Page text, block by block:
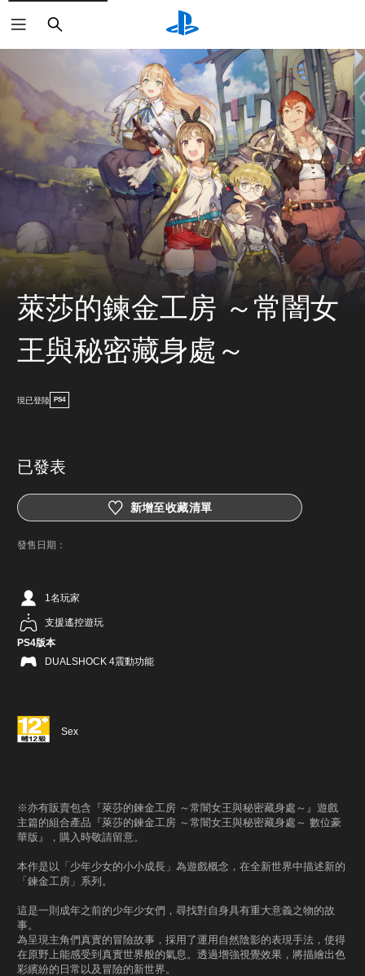
搜
尋
萊莎的鍊金工房 ～常闇女
王與秘密藏身處～
現已登陸 PS4
已發表
新增至收藏清單
發售日期：
1名玩家
支援遙控遊玩
PS4版本
DUALSHOCK 4震動功能
Sex
※亦有販賣包含『萊莎的鍊金工房 ～常闇女王與秘密藏身處～』遊戲
主篇的組合產品『萊莎的鍊金工房 ～常闇女王與秘密藏身處～ 數位豪
華版』，購入時敬請留意。
本作是以「少年少女的小小成長」為遊戲概念，在全新世界中描述新的
「鍊金工房」系列。
這是一則成年之前的少年少女們，尋找對自身具有重大意義之物的故
事。
為呈現主角們真實的冒險故事，採用了運用自然陰影的表現手法，使得
在原野上能感受到真實世界般的氣息。透過增強視覺效果，將描繪出色
彩繽紛的日常以及冒險的新世界。